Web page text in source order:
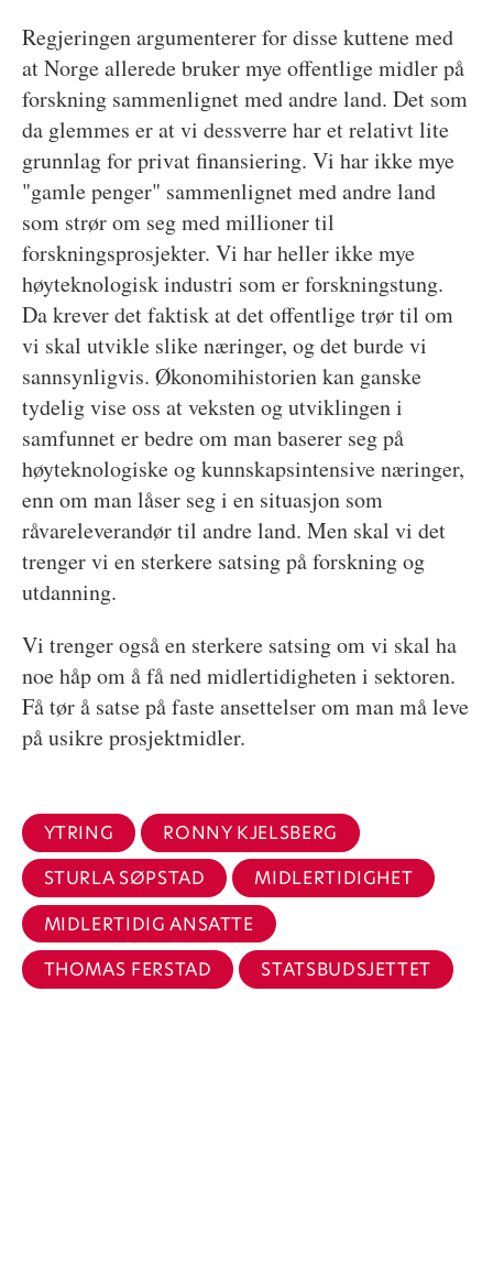
Regjeringen argumenterer for disse kuttene med
at Norge allerede bruker mye offentlige midler på
forskning sammenlignet med andre land. Det som
da glemmes er at vi dessverre har et relativt lite
grunnlag for privat finansiering. Vi har ikke mye
"gamle penger" sammenlignet med andre land
som strør om seg med millioner til
forskningsprosjekter. Vi har heller ikke mye
høyteknologisk industri som er forskningstung.
Da krever det faktisk at det offentlige trør til om
vi skal utvikle slike næringer, og det burde vi
sannsynligvis. Økonomihistorien kan ganske
tydelig vise oss at veksten og utviklingen i
samfunnet er bedre om man baserer seg på
høyteknologiske og kunnskapsintensive næringer,
enn om man låser seg i en situasjon som
råvareleverandør til andre land. Men skal vi det
trenger vi en sterkere satsing på forskning og
utdanning.
Vi trenger også en sterkere satsing om vi skal ha
noe håp om å få ned midlertidigheten i sektoren.
Få tør å satse på faste ansettelser om man må leve
på usikre prosjektmidler.
YTRING
RONNY KJELSBERG
STURLA SØPSTAD
MIDLERTIDIGHET
MIDLERTIDIG ANSATTE
THOMAS FERSTAD
STATSBUDSJETTET